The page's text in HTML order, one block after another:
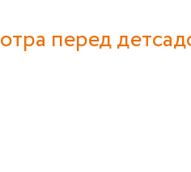
перед